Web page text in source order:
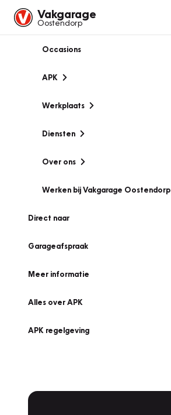
Vakgarage
Oostendorp
Occasions
APK
Werkplaats
Diensten
Over ons
Werken bij Vakgarage Oostendorp
Direct naar
Garageafspraak
Meer informatie
Alles over APK
APK regelgeving